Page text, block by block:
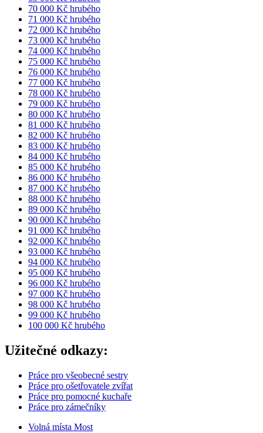
70 000 Kč hrubého
71 000 Kč hrubého
72 000 Kč hrubého
73 000 Kč hrubého
74 000 Kč hrubého
75 000 Kč hrubého
76 000 Kč hrubého
77 000 Kč hrubého
78 000 Kč hrubého
79 000 Kč hrubého
80 000 Kč hrubého
81 000 Kč hrubého
82 000 Kč hrubého
83 000 Kč hrubého
84 000 Kč hrubého
85 000 Kč hrubého
86 000 Kč hrubého
87 000 Kč hrubého
88 000 Kč hrubého
89 000 Kč hrubého
90 000 Kč hrubého
91 000 Kč hrubého
92 000 Kč hrubého
93 000 Kč hrubého
94 000 Kč hrubého
95 000 Kč hrubého
96 000 Kč hrubého
97 000 Kč hrubého
98 000 Kč hrubého
99 000 Kč hrubého
100 000 Kč hrubého
Užitečné odkazy:
Práce pro všeobecné sestry
Práce pro ošetřovatele zvířat
Práce pro pomocné kuchaře
Práce pro zámečníky
Volná místa Most